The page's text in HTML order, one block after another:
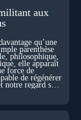
biologie peut-
? Existe-t-il
le cycle de
docteur en
aux
qu’une
parenthèse
philosophique,
elle apparaît
force de
de régénérer
notre regard sur